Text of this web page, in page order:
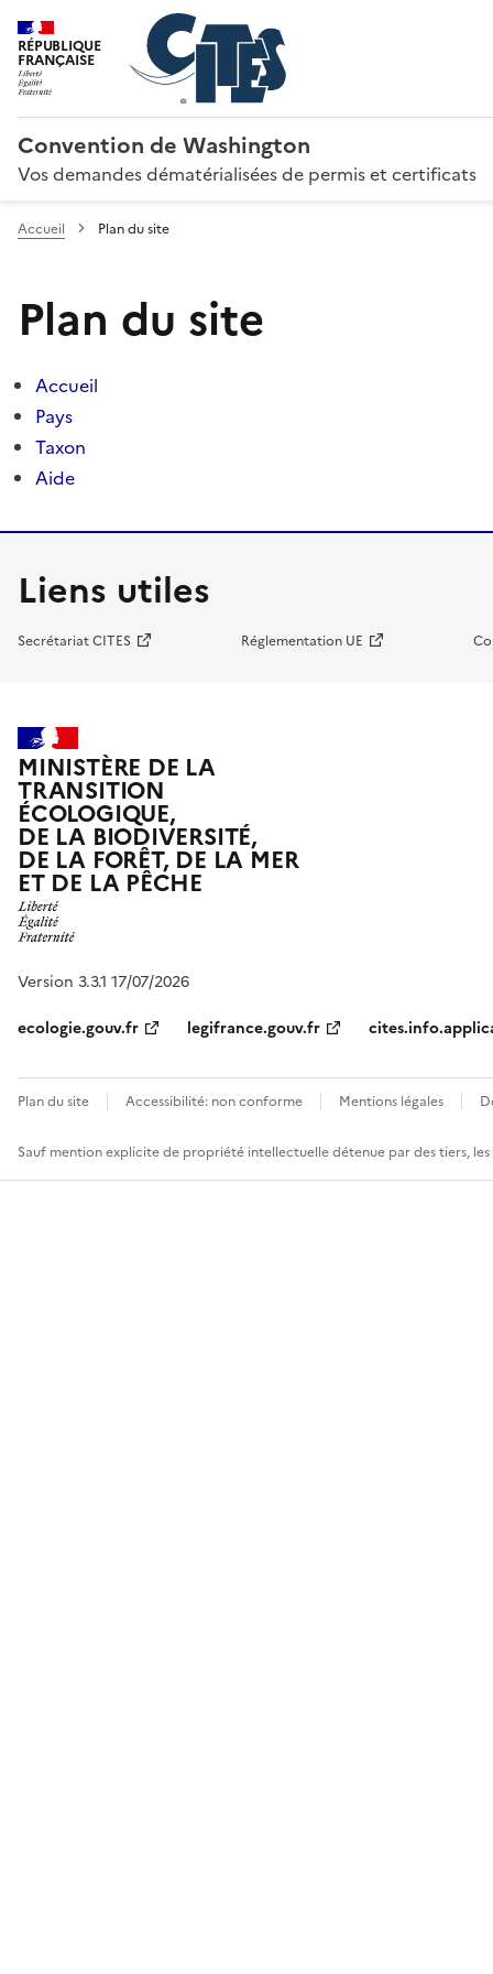
RÉPUBLIQUE
FRANÇAISE
Convention de Washington
Vos demandes dématérialisées de permis et certificats
Accueil Plan du site
Plan du site
Accueil
Pays
Taxon
Aide
Liens utiles
Secrétariat CITES Réglementation UE
MINISTÈRE DE LA
TRANSITION
ÉCOLOGIQUE,
DE LA BIODIVERSITÉ,
DE LA FORÊT, DE LA MER
ET DE LA PÊCHE
Version 3.3.1 17/07/2026
ecologie.gouv.fr
legifrance.gouv.fr
Plan du site Accessibilité: non conforme Mentions légales
Sauf mention explicite de propriété intellectuelle détenue par des tiers,